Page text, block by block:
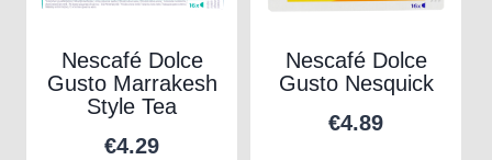
Nescafé Dolce
Gusto Marrakesh
Style Tea
€4.29
Nescafé Dolce
Gusto Nesquick
€4.89